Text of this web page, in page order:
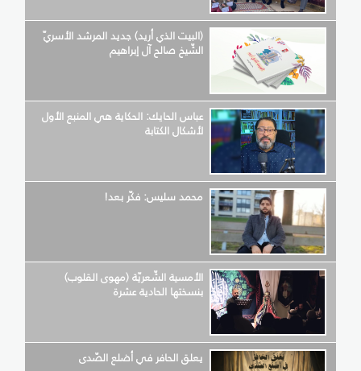
(البيت الذي أريد) جديد المرشد الأسريّ
الشّيخ صالح آل إبراهيم
عباس الحايك: الحكاية هي المنبع الأول
لأشكال الكتابة
محمد سليس: فكّر بعد!
الأمسية الشّعريّة (مهوى القلوب)
بنسختها الحادية عشرة
يعلق الحافر في أضلع الصّدى